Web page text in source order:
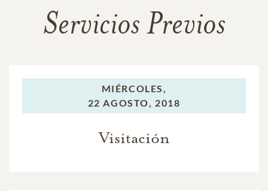
Servicios Previos
MIÉRCOLES,
22 AGOSTO, 2018
Visitación